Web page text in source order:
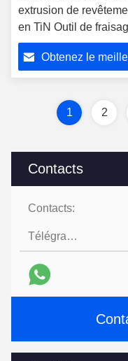
Contacts
Contacts:
Télégramme:
extrusion de
en TiN Outil de
à vis en acier
inoxydable Outils
spéciaux en carbure
Obtenez le
1 2